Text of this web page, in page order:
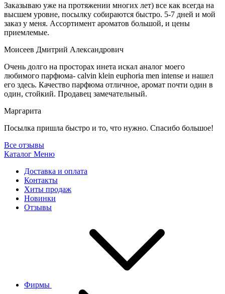
Заказываю уже на протяжении многих лет) все как всегда на
высшем уровне, посылку собираются быстро. 5-7 дней и мой
заказ у меня. Ассортимент ароматов большой, и цены
приемлемые.
Моисеев Дмитрий Александрович
Очень долго на просторах инета искал аналог моего
любимого парфюма- calvin klein euphoria men intense и нашел
его здесь. Качество парфюма отличное, аромат почти один в
один, стойкий. Продавец замечательный.
Маргарита
Посылка пришла быстро и то, что нужно. Спасибо большое!
Все отзывы
Каталог Меню
Доставка и оплата
Контакты
Хиты продаж
Новинки
Отзывы
Фирмы